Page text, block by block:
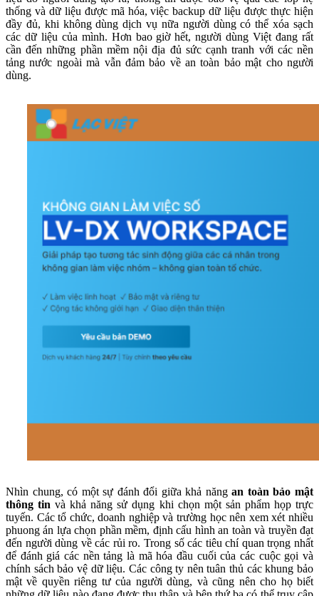
thống và dữ liệu được mã hóa, việc backup dữ liệu được thực hiện
đầy đủ, khi không dùng dịch vụ nữa người dùng có thể xóa sạch
các dữ liệu của mình. Hơn bao giờ hết, người dùng Việt đang rất
cần đến những phần mềm nội địa đủ sức cạnh tranh với các nền
tảng nước ngoài mà vẫn đảm bảo về an toàn bảo mật cho người
dùng.
Nhìn chung, có một sự đánh đổi giữa khả năngan toàn bảo mật
thông tin và khả năng sử dụng khi chọn một sản phẩm họp trực
tuyến. Các tổ chức, doanh nghiệp và trường học nên xem xét nhiều
phuong án lựa chọn phần mềm, định cấu hình an toàn và truyền đạt
đến người dùng về các rủi ro. Trong số các tiêu chí quan trọng nhất
để đánh giá các nền tảng là mã hóa đầu cuối của các cuộc gọi và
chính sách bảo vệ dữ liệu. Các công ty nên tuân thủ các khung bảo
mật về quyền riêng tư của người dùng, và cũng nên cho họ biết